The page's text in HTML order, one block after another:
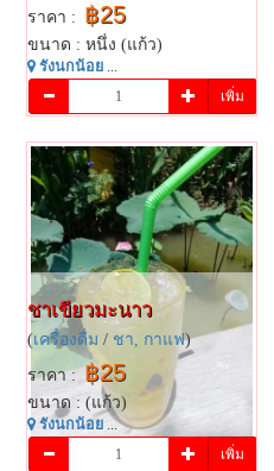
ราคา : ฿25
ขนาด : หนึ่ง (แก้ว)
รังนกน้อย ...
เพิ่ม
ชาเขียวมะนาว
(เครื่องดื่ม / ชา, กาแฟ)
ราคา : ฿25
ขนาด : (แก้ว)
รังนกน้อย ...
เพิ่ม